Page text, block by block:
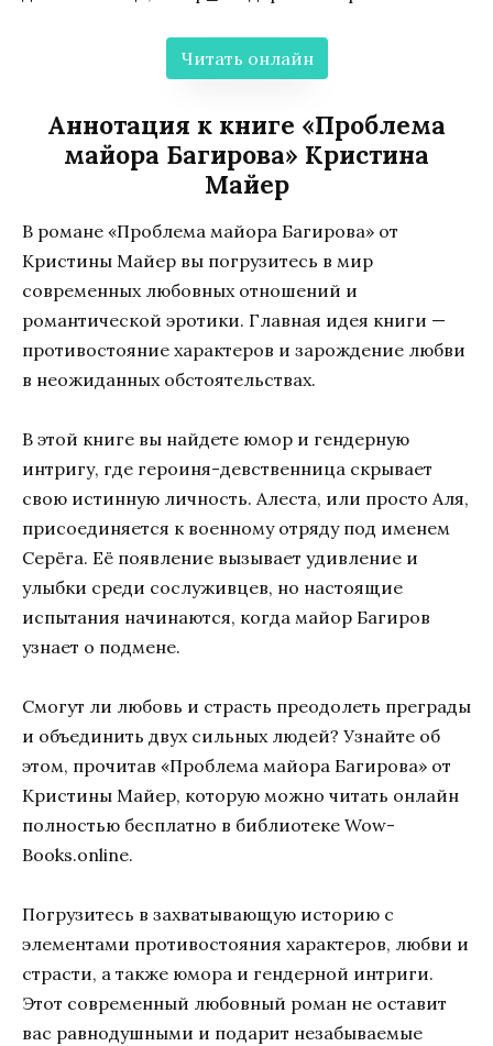
Читать онлайн
Аннотация к книге «Проблема
майора Багирова» Кристина
Майер
В романе «Проблема майора Багирова» от
Кристины Майер вы погрузитесь в мир
современных любовных отношений и
романтической эротики. Главная идея книги —
противостояние характеров и зарождение любви
в неожиданных обстоятельствах.
В этой книге вы найдете юмор и гендерную
интригу, где героиня-девственница скрывает
свою истинную личность. Алеста, или просто Аля,
присоединяется к военному отряду под именем
Серёга. Её появление вызывает удивление и
улыбки среди сослуживцев, но настоящие
испытания начинаются, когда майор Багиров
узнает о подмене.
Смогут ли любовь и страсть преодолеть преграды
и объединить двух сильных людей? Узнайте об
этом, прочитав «Проблема майора Багирова» от
Кристины Майер, которую можно читать онлайн
полностью бесплатно в библиотеке Wow-
Books.online.
Погрузитесь в захватывающую историю с
элементами противостояния характеров, любви и
страсти, а также юмора и гендерной интриги.
Этот современный любовный роман не оставит
вас равнодушными и подарит незабываемые